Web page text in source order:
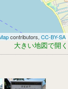
contributors, CC-BY-SA
大きい地図で開く